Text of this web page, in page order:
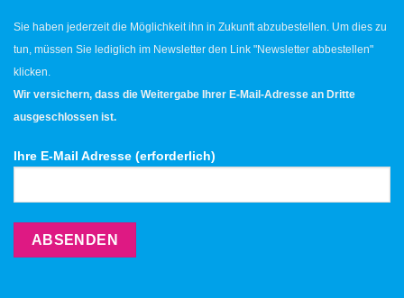
Sie haben jederzeit die Möglichkeit ihn in Zukunft abzubestellen. Um dies zu
tun, müssen Sie lediglich im Newsletter den Link "Newsletter abbestellen"
klicken.
Wir versichern, dass die Weitergabe Ihrer E-Mail-Adresse an Dritte
ausgeschlossen ist.
Ihre E-Mail Adresse (erforderlich)